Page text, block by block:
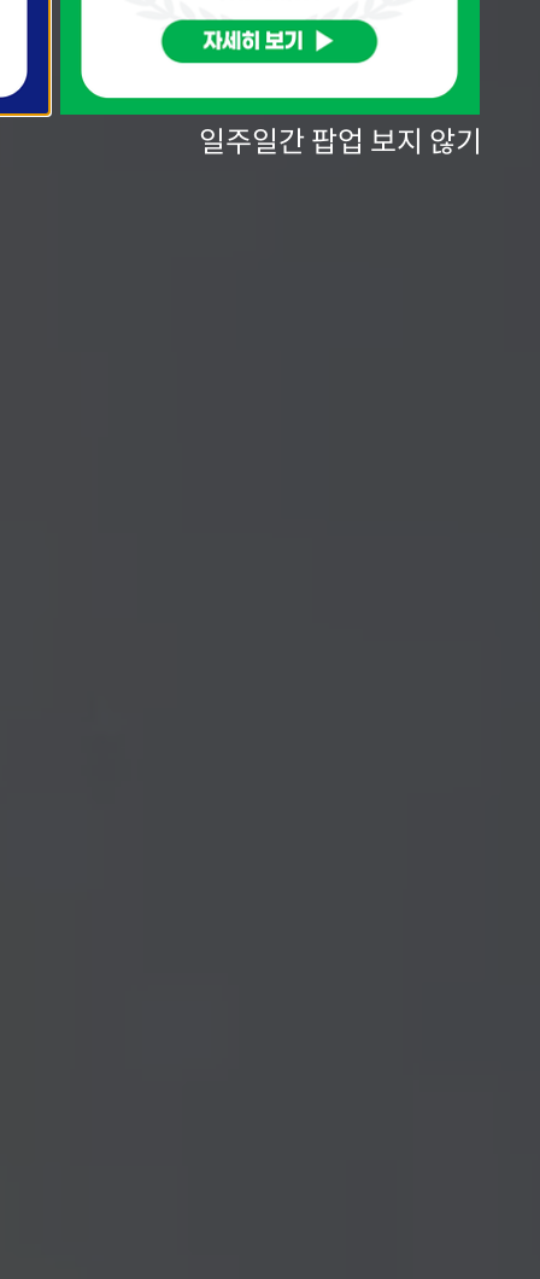
일주일간 팝업 보지 않기